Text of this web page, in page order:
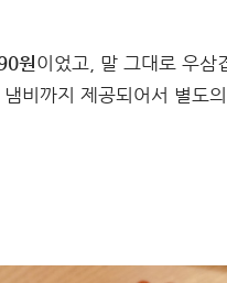
원이었고, 말 그대로 우삼
비까지 제공되어서 별도